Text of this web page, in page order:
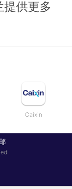
提供更多
Caixin